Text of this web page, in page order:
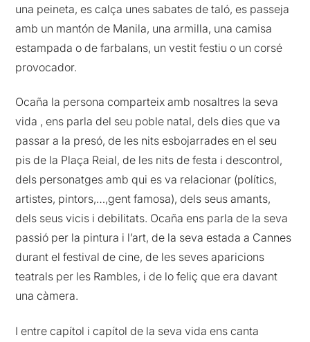
una peineta, es calça unes sabates de taló, es passeja
amb un mantón de Manila, una armilla, una camisa
estampada o de farbalans, un vestit festiu o un corsé
provocador.
Ocaña la persona comparteix amb nosaltres la seva
vida , ens parla del seu poble natal, dels dies que va
passar a la presó, de les nits esbojarrades en el seu
pis de la Plaça Reial, de les nits de festa i descontrol,
dels personatges amb qui es va relacionar (polítics,
artistes, pintors,…,gent famosa), dels seus amants,
dels seus vicis i debilitats. Ocaña ens parla de la seva
passió per la pintura i l’art, de la seva estada a Cannes
durant el festival de cine, de les seves aparicions
teatrals per les Rambles, i de lo feliç que era davant
una càmera.
I entre capítol i capítol de la seva vida ens canta